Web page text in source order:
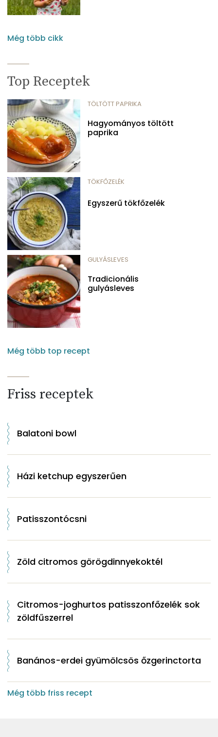
Még több cikk
Top Receptek
TÖLTÖTT PAPRIKA
Hagyományos töltött
paprika
TÖKFŐZELÉK
Egyszerű tökfőzelék
GULYÁSLEVES
Tradicionális
gulyásleves
Még több top recept
Friss receptek
Balatoni bowl
Házi ketchup egyszerűen
Patisszontócsni
Zöld citromos görögdinnyekoktél
Citromos-joghurtos patisszonfőzelék sok
zöldfűszerrel
Banános-erdei gyümölcsös őzgerinctorta
Még több friss recept